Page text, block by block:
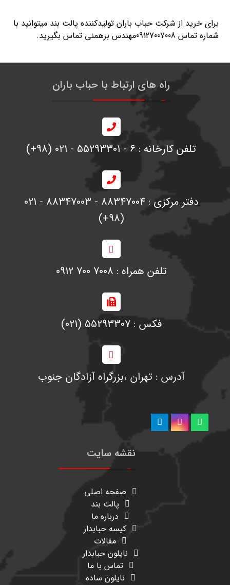
برای خرید از شرکت حباب باران تولیدکننده پالت بند میتوانید با
شماره تماس 09127007008مهندس برهمنی تماس بگیرید.
راه های ارتباط با حباب باران
تلفن کارخانه : 6 - 55293301 - 021 (98+)
دفتر مرکزی : 88347004 - 88347003 - 021
(98+)
تلفن همراه : 7008 700 0912
فکس : 55293307 (021)
آدرس : تهران ،‌بزرگراه آزادگان جنوب
نقشه سایت
صفحه اصلی
پالت بند
درباره ما
کیسه حبابدار
مقالات
نایلون حبابدار
تماس با ما
نایلون ساده